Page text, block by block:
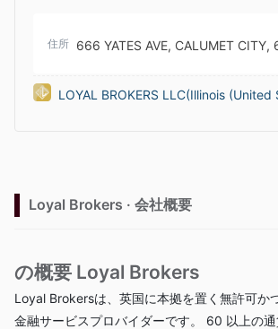
住所 666 YATES AVE, CALUMET
LOYAL BROKERS LLC(Illinois (United
Loyal Brokers · 会社概要
の概要 Loyal Brokers
Loyal Brokersは、英国に本拠を置く無許可か
金融サービスプロバイダーです。 60 以上の